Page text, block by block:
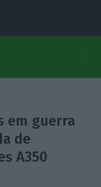
em guerra
de
A350